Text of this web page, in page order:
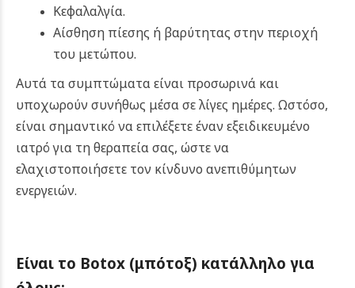
Κεφαλαλγία.
Αίσθηση πίεσης ή βαρύτητας στην περιοχή
του μετώπου.
Αυτά τα συμπτώματα είναι προσωρινά και
υποχωρούν συνήθως μέσα σε λίγες ημέρες. Ωστόσο,
είναι σημαντικό να επιλέξετε έναν εξειδικευμένο
ιατρό για τη θεραπεία σας, ώστε να
ελαχιστοποιήσετε τον κίνδυνο ανεπιθύμητων
ενεργειών.
Είναι το Botox (μπότοξ) κατάλληλο για